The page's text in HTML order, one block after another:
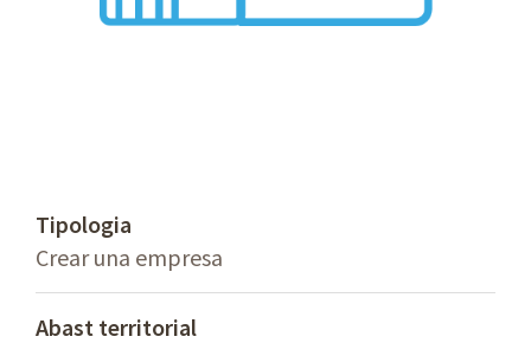
Tipologia
Crear una empresa
Abast territorial